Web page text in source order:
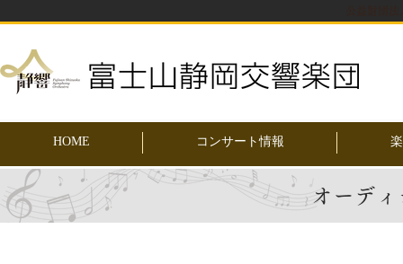
HOME コンサート情報
オーデ